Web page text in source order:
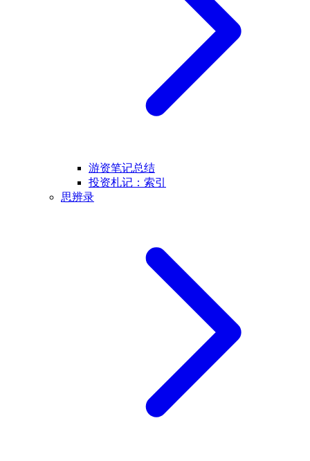
游资笔记总结
投资札记：索引
思辨录